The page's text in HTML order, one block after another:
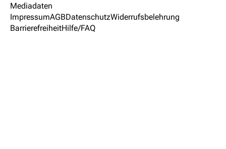
Mediadaten
ImpressumAGBDatenschutzWiderrufsbelehrung
BarrierefreiheitHilfe/FAQ